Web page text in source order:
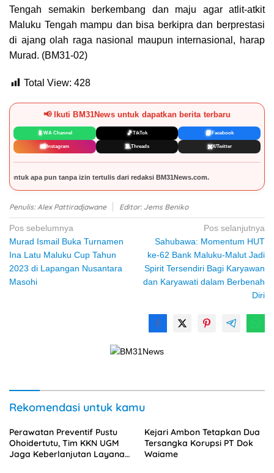
Tengah semakin berkembang dan maju agar atlit-atkit
Maluku Tengah mampu dan bisa berkipra dan berprestasi
di ajang olah raga nasional maupun internasional, harap
Murad. (BM31-02)
Total View: 428
📢 Ikuti BM31News untuk dapatkan berita terbaru
📱WA Channel 🎵TikTok 📘Facebook
📸Instagram 🧵Threads ✖️X/Twitter
BM31News.com.
Penulis: Alex Pattiradjawane Editor: Jems Beniko
Navigasi
pos
Pos sebelumnya
Murad Ismail Buka Turnamen
Ina Latu Maluku Cup Tahun
2023 di Lapangan Nusantara
Masohi
Pos selanjutnya
Sahubawa: Momentum HUT
ke-62 Bank Maluku-Malut Jadi
Spirit Tersendiri Bagi Karyawan
dan Karyawati dalam Berbenah
Diri
Rekomendasi untuk kamu
Ohoidertutu, Tim KKN UGM
Jaga Keberlanjutan Layanan
Kesehatan Desa
Tersangka Korupsi PT Dok
Waiame